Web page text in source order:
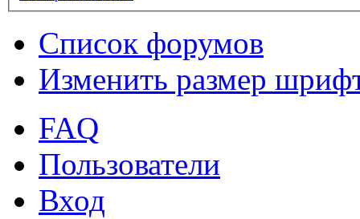
Список форумов
Изменить размер
FAQ
Пользователи
Вход